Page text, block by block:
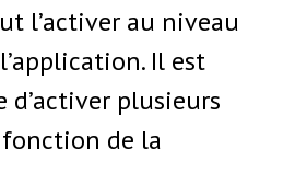
l’activer au niveau
Il est
d’activer plusieurs
de la